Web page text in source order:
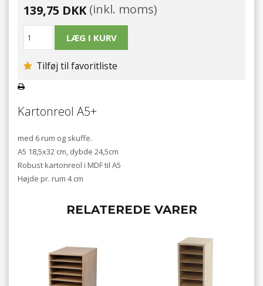
139,75 DKK(inkl. moms)
Tilføj til favoritliste
Kartonreol A5+
med 6 rum og skuffe.
A5 18,5x32 cm, dybde 24,5cm
Robust kartonreol i MDF til A5
Højde pr. rum 4 cm
RELATEREDE VARER